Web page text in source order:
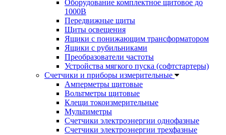
Оборудование комплектное щитовое до
1000В
Передвижные щиты
Щиты освещения
Ящики с понижающим трансформатором
Ящики с рубильниками
Преобразователи частоты
Устройства мягкого пуска (софтстартеры)
Счетчики и приборы измерительные
Амперметры щитовые
Вольтметры щитовые
Клещи токоизмерительные
Мультиметры
Счетчики электроэнергии однофазные
Счетчики электроэнергии трехфазные